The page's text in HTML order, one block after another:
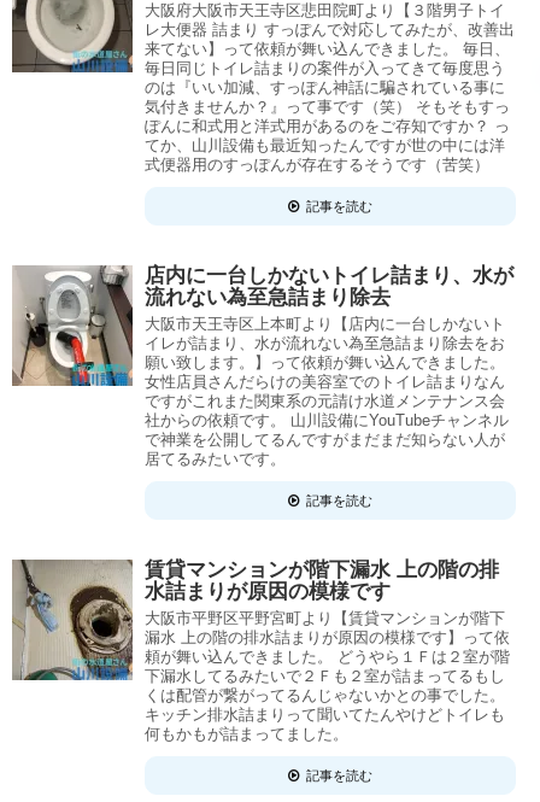
大阪府大阪市天王寺区悲田院町より【３階男子トイ
レ大便器 詰まり すっぽんで対応してみたが、改善出
来てない】って依頼が舞い込んできました。 毎日、
毎日同じトイレ詰まりの案件が入ってきて毎度思う
のは『いい加減、すっぽん神話に騙されている事に
気付きませんか？』って事です（笑） そもそもすっ
ぽんに和式用と洋式用があるのをご存知ですか？ っ
てか、山川設備も最近知ったんですが世の中には洋
式便器用のすっぽんが存在するそうです（苦笑）
記事を読む
店内に一台しかないトイレ詰まり、水が
流れない為至急詰まり除去
大阪市天王寺区上本町より【店内に一台しかないト
イレが詰まり、水が流れない為至急詰まり除去をお
願い致します。】って依頼が舞い込んできました。
女性店員さんだらけの美容室でのトイレ詰まりなん
ですがこれまた関東系の元請け水道メンテナンス会
社からの依頼です。 山川設備にYouTubeチャンネル
で神業を公開してるんですがまだまだ知らない人が
居てるみたいです。
記事を読む
賃貸マンションが階下漏水 上の階の排
水詰まりが原因の模様です
大阪市平野区平野宮町より【賃貸マンションが階下
漏水 上の階の排水詰まりが原因の模様です】って依
頼が舞い込んできました。 どうやら１Ｆは２室が階
下漏水してるみたいで２Ｆも２室が詰まってるもし
くは配管が繋がってるんじゃないかとの事でした。
キッチン排水詰まりって聞いてたんやけどトイレも
何もかもが詰まってました。
記事を読む